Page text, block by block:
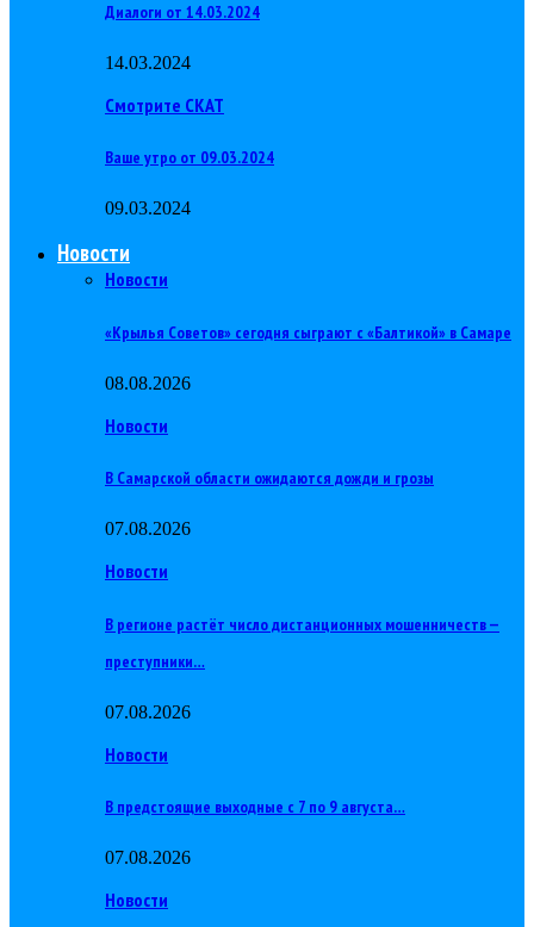
Диалоги от 14.03.2024
14.03.2024
Смотрите СКАТ
Ваше утро от 09.03.2024
09.03.2024
Новости
Новости
«Крылья Советов» сегодня сыграют с «Балтикой» в Самаре
08.08.2026
Новости
В Самарской области ожидаются дожди и грозы
07.08.2026
Новости
В регионе растёт число дистанционных мошенничеств —
преступники…
07.08.2026
Новости
В предстоящие выходные с 7 по 9 августа…
07.08.2026
Новости